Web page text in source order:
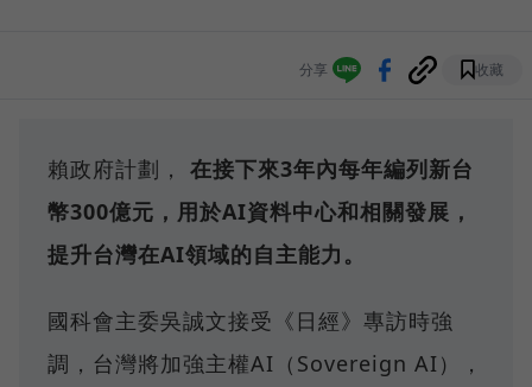
分享 收藏
賴政府計劃， 在接下來3年內每年編列新台
幣300億元，用於AI資料中心和相關發展，
提升台灣在AI領域的自主能力。
國科會主委吳誠文接受《日經》專訪時強
調，台灣將加強主權AI（Sovereign AI），